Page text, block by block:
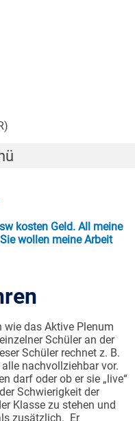
kosten Geld. All meine
wollen meine Arbeit
das Aktive Plenum
Schüler an der
Schüler rechnet z. B.
nachvollziehbar vor.
darf oder ob er sie „live“
Schwierigkeit der
Klasse zu stehen und
zusätzlich. Er